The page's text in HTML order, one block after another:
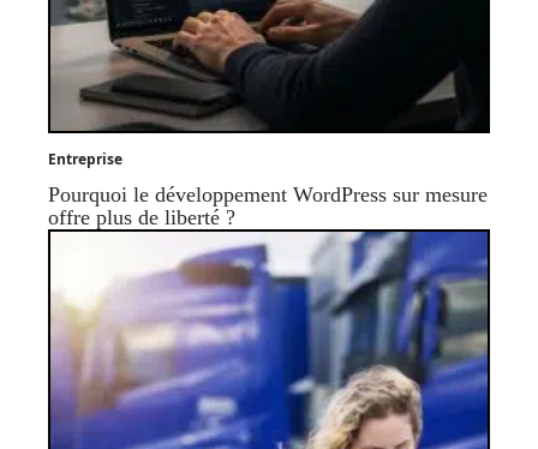
Entreprise
Pourquoi le développement WordPress sur mesure
offre plus de liberté ?